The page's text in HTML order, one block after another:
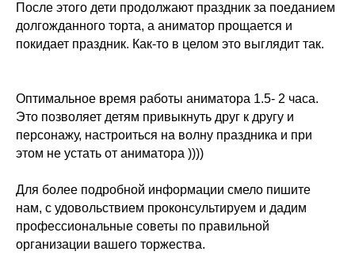
После этого дети продолжают праздник за поеданием
долгожданного торта, а аниматор прощается и
покидает праздник. Как-то в целом это выглядит так.
Оптимальное время работы аниматора 1.5- 2 часа.
Это позволяет детям привыкнуть друг к другу и
персонажу, настроиться на волну праздника и при
этом не устать от аниматора ))))
Для более подробной информации смело пишите
нам, с удовольствием проконсультируем и дадим
профессиональные советы по правильной
организации вашего торжества.